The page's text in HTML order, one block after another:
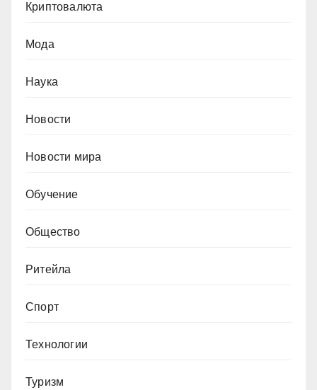
Криптовалюта
Мода
Наука
Новости
Новости мира
Обучение
Общество
Ритейла
Спорт
Технологии
Туризм